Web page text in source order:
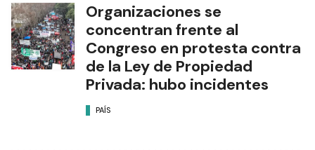
Organizaciones se
concentran frente al
Congreso en protesta contra
de la Ley de Propiedad
Privada: hubo incidentes
PAÍS